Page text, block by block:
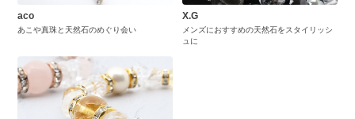
aco
あこや真珠と天然石のめぐり会い
X.G
メンズにおすすめの天然石をスタイリッシ
ュに